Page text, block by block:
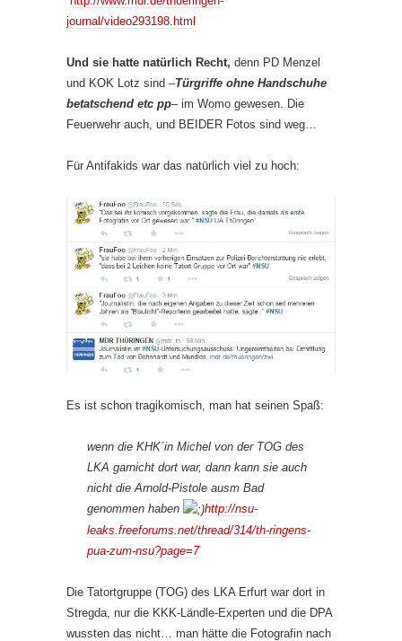
journal/video293198.html
Und sie hatte natürlich Recht, denn PD Menzel
und KOK Lotz sind –Türgriffe ohne Handschuhe
betatschend etc pp– im Womo gewesen. Die
Feuerwehr auch, und BEIDER Fotos sind weg…
Für Antifakids war das natürlich viel zu hoch:
Es ist schon tragikomisch, man hat seinen Spaß:
wenn die KHK´in Michel von der TOG des
LKA garnicht dort war, dann kann sie auch
nicht die Arnold-Pistole ausm Bad
genommen haben
http://nsu-
leaks.freeforums.net/thread/314/th-ringens-
pua-zum-nsu?page=7
Die Tatortgruppe (TOG) des LKA Erfurt war dort in
Stregda, nur die KKK-Ländle-Experten und die DPA
wussten das nicht… man hätte die Fotografin nach